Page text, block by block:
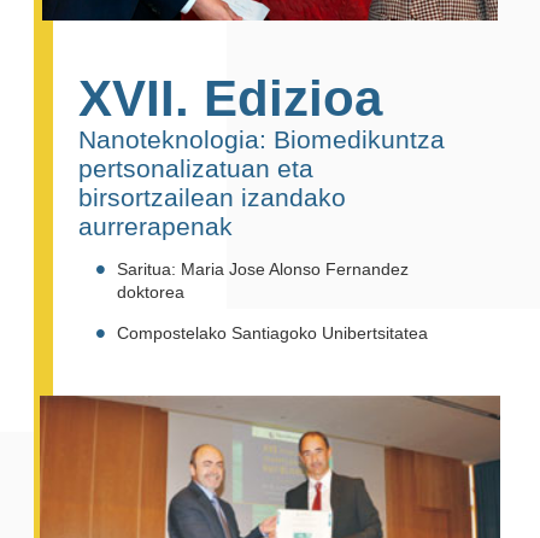
XVII. Edizioa
Nanoteknologia: Biomedikuntza
pertsonalizatuan eta
birsortzailean izandako
aurrerapenak
Saritua: Maria Jose Alonso Fernandez
doktorea
Compostelako Santiagoko Unibertsitatea